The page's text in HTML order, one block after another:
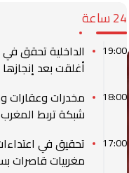
24 ساعة
19:00
الداخلية تحقق
أغلقت بعد إنجازها
18:00
مخدرات وعقارات
شبكة تربط المغرب
17:00
تحقيق في
مغربيات قاصرات